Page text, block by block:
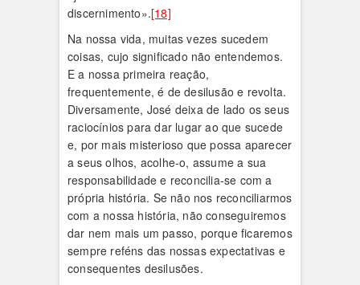
discernimento».[18]
Na nossa vida, muitas vezes sucedem
coisas, cujo significado não entendemos.
E a nossa primeira reação,
frequentemente, é de desilusão e revolta.
Diversamente, José deixa de lado os seus
raciocínios para dar lugar ao que sucede
e, por mais misterioso que possa aparecer
a seus olhos, acolhe-o, assume a sua
responsabilidade e reconcilia-se com a
própria história. Se não nos reconciliarmos
com a nossa história, não conseguiremos
dar nem mais um passo, porque ficaremos
sempre reféns das nossas expectativas e
consequentes desilusões.